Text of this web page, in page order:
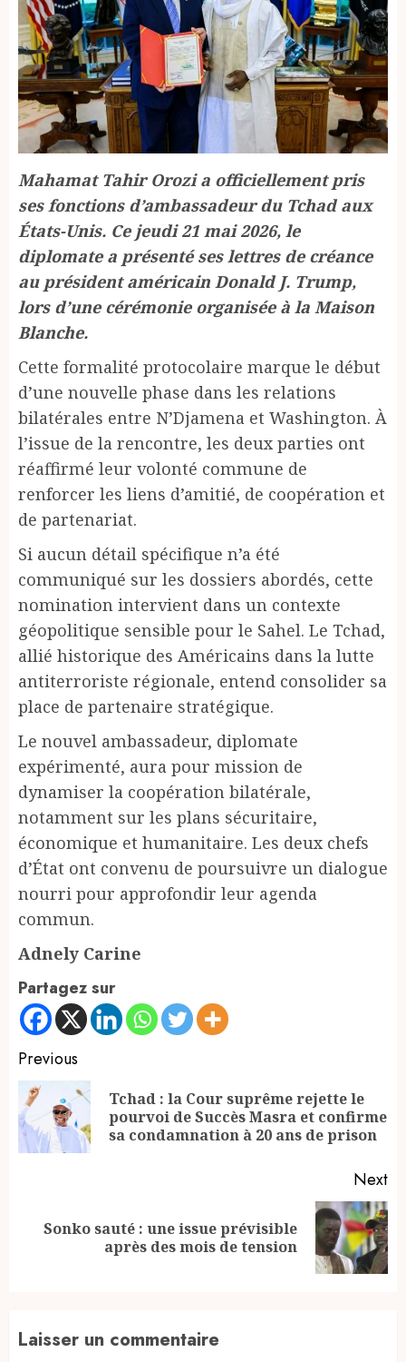
Mahamat Tahir Orozi a officiellement pris
ses fonctions d’ambassadeur du Tchad aux
États-Unis. Ce jeudi 21 mai 2026, le
diplomate a présenté ses lettres de créance
au président américain Donald J. Trump,
lors d’une cérémonie organisée à la Maison
Blanche.
Cette formalité protocolaire marque le début
d’une nouvelle phase dans les relations
bilatérales entre N’Djamena et Washington. À
l’issue de la rencontre, les deux parties ont
réaffirmé leur volonté commune de
renforcer les liens d’amitié, de coopération et
de partenariat.
Si aucun détail spécifique n’a été
communiqué sur les dossiers abordés, cette
nomination intervient dans un contexte
géopolitique sensible pour le Sahel. Le Tchad,
allié historique des Américains dans la lutte
antiterroriste régionale, entend consolider sa
place de partenaire stratégique.
Le nouvel ambassadeur, diplomate
expérimenté, aura pour mission de
dynamiser la coopération bilatérale,
notamment sur les plans sécuritaire,
économique et humanitaire. Les deux chefs
d’État ont convenu de poursuivre un dialogue
nourri pour approfondir leur agenda
commun.
Adnely Carine
Partagez sur
Continue
Reading
Previous
Tchad : la Cour suprême rejette le
pourvoi de Succès Masra et confirme
sa condamnation à 20 ans de prison
Next
NextSonko sauté : une issue prévisible
après des mois de tension
Laisser un commentaire